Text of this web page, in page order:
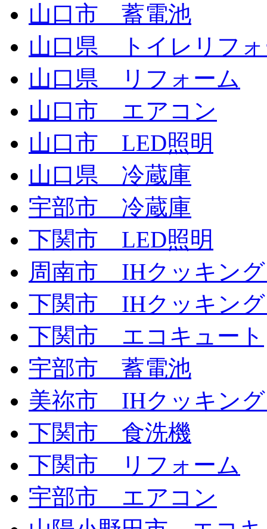
山口市 蓄電池
山口県 トイレリフ
山口県 リフォーム
山口市 エアコン
山口市 LED照明
山口県 冷蔵庫
宇部市 冷蔵庫
下関市 LED照明
周南市 IHクッキン
下関市 IHクッキング
下関市 エコキュート
宇部市 蓄電池
美祢市 IHクッキン
下関市 食洗機
下関市 リフォーム
宇部市 エアコン